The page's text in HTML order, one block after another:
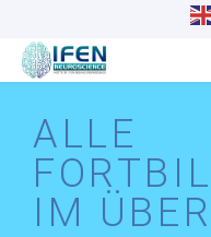
ALLE
IM